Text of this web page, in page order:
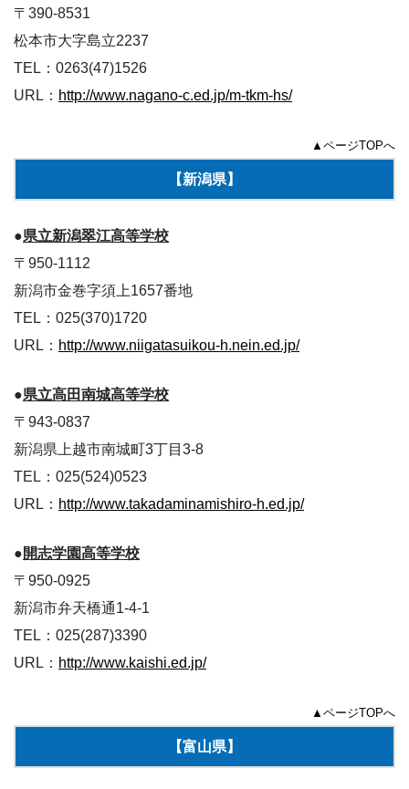
〒390-8531
松本市大字島立2237
TEL：0263(47)1526
URL： http://www.nagano-c.ed.jp/m-tkm-hs/
▲ページTOPへ
【新潟県】
●県立新潟翠江高等学校
〒950-1112
新潟市金巻字須上1657番地
TEL：025(370)1720
URL： http://www.niigatasuikou-h.nein.ed.jp/
●県立高田南城高等学校
〒943-0837
新潟県上越市南城町3丁目3-8
TEL：025(524)0523
URL： http://www.takadaminamishiro-h.ed.jp/
●開志学園高等学校
〒950-0925
新潟市弁天橋通1-4-1
TEL：025(287)3390
URL： http://www.kaishi.ed.jp/
▲ページTOPへ
【富山県】